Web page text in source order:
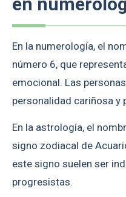
En la numerología, el
número 6, que
emocional. Las
personalidad cariñosa y
En la astrología, el
signo zodiacal de
este signo suelen ser
progresistas.